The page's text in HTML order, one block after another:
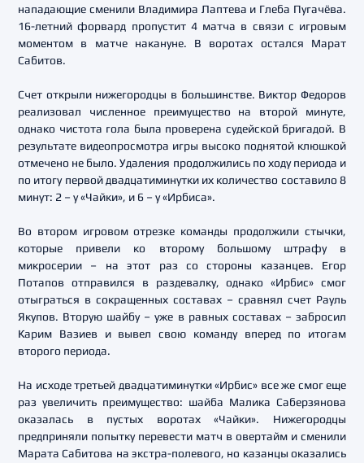
нападающие сменили Владимира Лаптева и Глеба Пугачёва.
16-летний форвард пропустит 4 матча в связи с игровым
моментом в матче накануне. В воротах остался Марат
Сабитов.
Счет открыли нижегородцы в большинстве. Виктор Федоров
реализовал численное преимущество на второй минуте,
однако чистота гола была проверена судейской бригадой. В
результате видеопросмотра игры высоко поднятой клюшкой
отмечено не было. Удаления продолжились по ходу периода и
по итогу первой двадцатиминутки их количество составило 8
минут: 2 – у «Чайки», и 6 – у «Ирбиса».
Во втором игровом отрезке команды продолжили стычки,
которые привели ко второму большому штрафу в
микросерии – на этот раз со стороны казанцев. Егор
Потапов отправился в раздевалку, однако «Ирбис» смог
отыграться в сокращенных составах – сравнял счет Рауль
Якупов. Вторую шайбу – уже в равных составах – забросил
Карим Вазиев и вывел свою команду вперед по итогам
второго периода.
На исходе третьей двадцатиминутки «Ирбис» все же смог еще
раз увеличить преимущество: шайба Малика Саберзянова
оказалась в пустых воротах «Чайки». Нижегородцы
предприняли попытку перевести матч в овертайм и сменили
Марата Сабитова на экстра-полевого, но казанцы оказались